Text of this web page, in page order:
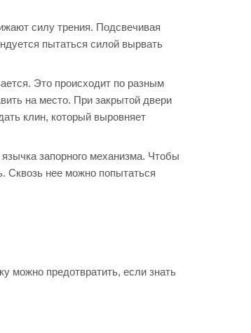
силу трения. Подсвечивая
пытаться силой вырвать
Это происходит по разным
на место. При закрытой двери
клин, который выровняет
запорного механизма. Чтобы
Сквозь нее можно попытаться
можно предотвратить, если знать